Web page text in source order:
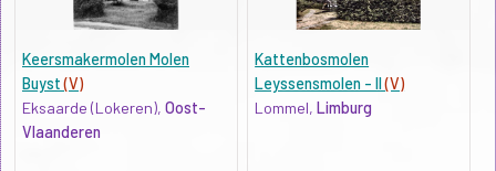
Keersmakermolen Molen
Buyst(V)
Eksaarde (Lokeren), Oost-
Vlaanderen
Kattenbosmolen
Leyssensmolen - II(V)
Lommel,Limburg